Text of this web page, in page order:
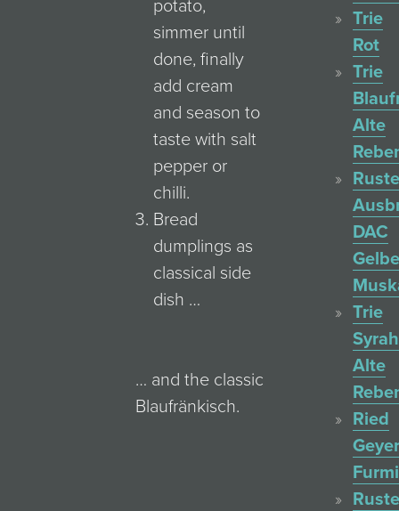
potato,
simmer until
done, finally
add cream
and season to
taste with salt
pepper or
chilli.
Bread
dumplings as
classical side
dish …
… and the classic
Blaufränkisch.
Trie
Rot
Trie
Alte
DAC
Trie
Syrah
Alte
Ried